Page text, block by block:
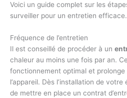
Voici un guide complet sur les
surveiller pour un entretien efficace.
Fréquence de l’entretien
Il est conseillé de procéder à un
chaleur au moins une fois par an.
fonctionnement optimal et prolonge
l’appareil. Dès l’installation de
de mettre en place un contrat